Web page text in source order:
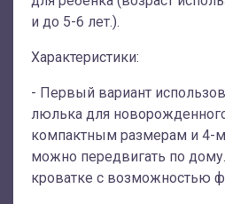
и до 5-6 лет.).
Характеристики:
- Первый вариант
люлька для
компактным размерам и 4-
можно передвигать по
кроватке с возможностью